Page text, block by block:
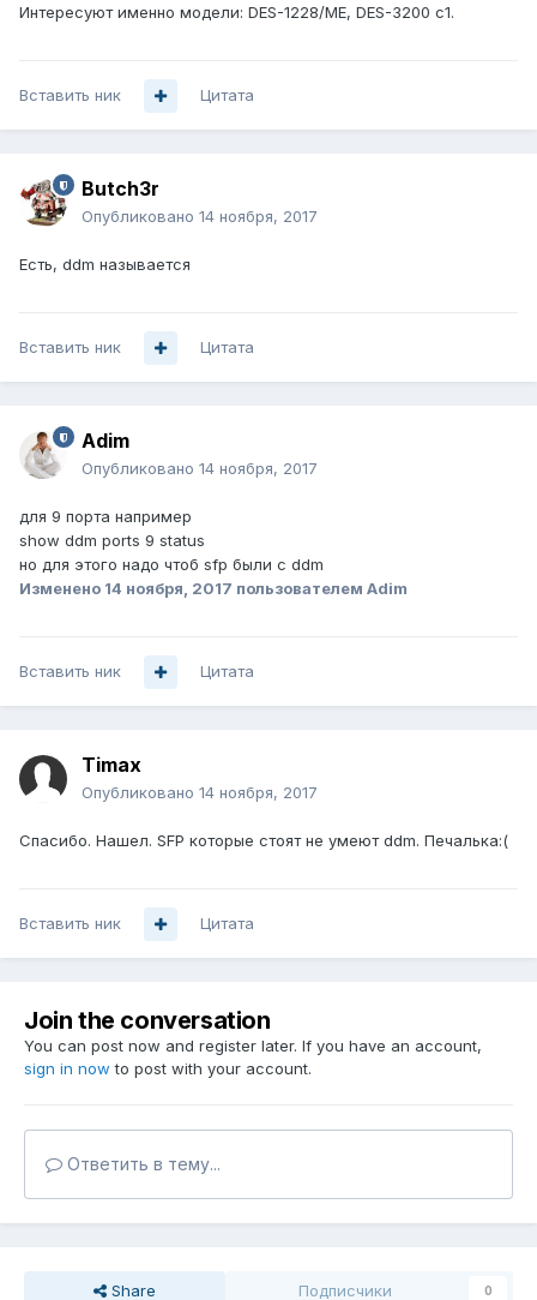
Интересуют именно модели: DES-1228/ME, DES-3200 c1.
Вставить ник Цитата
Butch3r
Опубликовано 14 ноября, 2017
Есть, ddm называется
Вставить ник Цитата
Adim
Опубликовано 14 ноября, 2017
для 9 порта например
show ddm ports 9 status
но для этого надо чтоб sfp были с ddm
Изменено 14 ноября, 2017 пользователем Adim
Вставить ник Цитата
Timax
Опубликовано 14 ноября, 2017
Спасибо. Нашел. SFP которые стоят не умеют ddm. Печалька:(
Вставить ник Цитата
Join the conversation
You can post now and register later. If you have an account,
sign in now to post with your account.
Ответить в тему...
Share Подписчики 0